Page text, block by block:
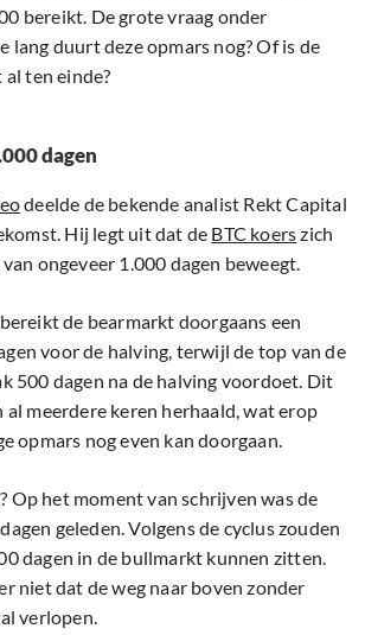
bereikt. De grote vraag onder
lang duurt deze opmars nog? Of is de
ten einde?
dagen
deelde de bekende analist Rekt Capital
Hij legt uit dat de BTC koerszich
ongeveer 1.000 dagen beweegt.
de bearmarkt doorgaans een
voor de halving, terwijl de top van de
500 dagen na de halving voordoet. Dit
meerdere keren herhaald, wat erop
opmars nog even kan doorgaan.
Op het moment van schrijven was de
geleden. Volgens de cyclus zouden
dagen in de bullmarkt kunnen zitten.
niet dat de weg naar boven zonder
verlopen.